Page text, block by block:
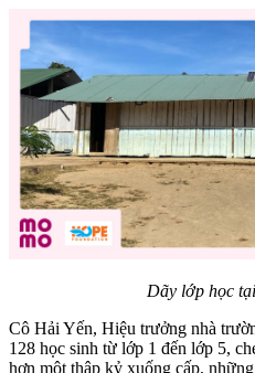
Dãy lớp học
Cô Hải Yến, Hiệu trưởng nhà
128 học sinh từ lớp 1 đến lớp 5,
hơn một thập kỷ xuống cấp,